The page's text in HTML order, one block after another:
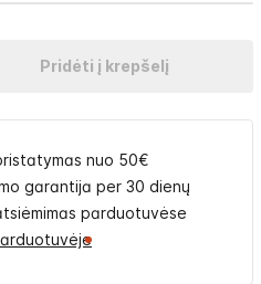
Pridėti į krepšelį
nuo 50€
garantija per 30 dienų
parduotuvėse